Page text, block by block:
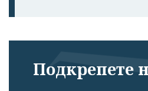
Подкрепете